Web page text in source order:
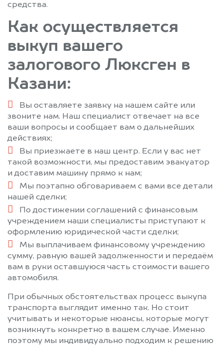
средства.
Как осуществляется
выкуп вашего
залогового Люксген в
Казани:
Вы оставляете заявку на нашем сайте или
звоните нам. Наш специалист отвечает на все
ваши вопросы и сообщает вам о дальнейших
действиях;
Вы приезжаете в наш центр. Если у вас нет
такой возможности, мы предоставим эвакуатор
и доставим машину прямо к нам;
Мы поэтапно обговариваем с вами все детали
нашей сделки;
По достижении соглашений с финансовым
учреждением наши специалисты приступают к
оформлению юридической части сделки;
Мы выплачиваем финансовому учреждению
сумму, равную вашей задолженности и передаём
вам в руки оставшуюся часть стоимости вашего
автомобиля.
При обычных обстоятельствах процесс выкупа
транспорта выглядит именно так. Но стоит
учитывать и некоторые нюансы, которые могут
возникнуть конкретно в вашем случае. Именно
поэтому мы индивидуально подходим к решению